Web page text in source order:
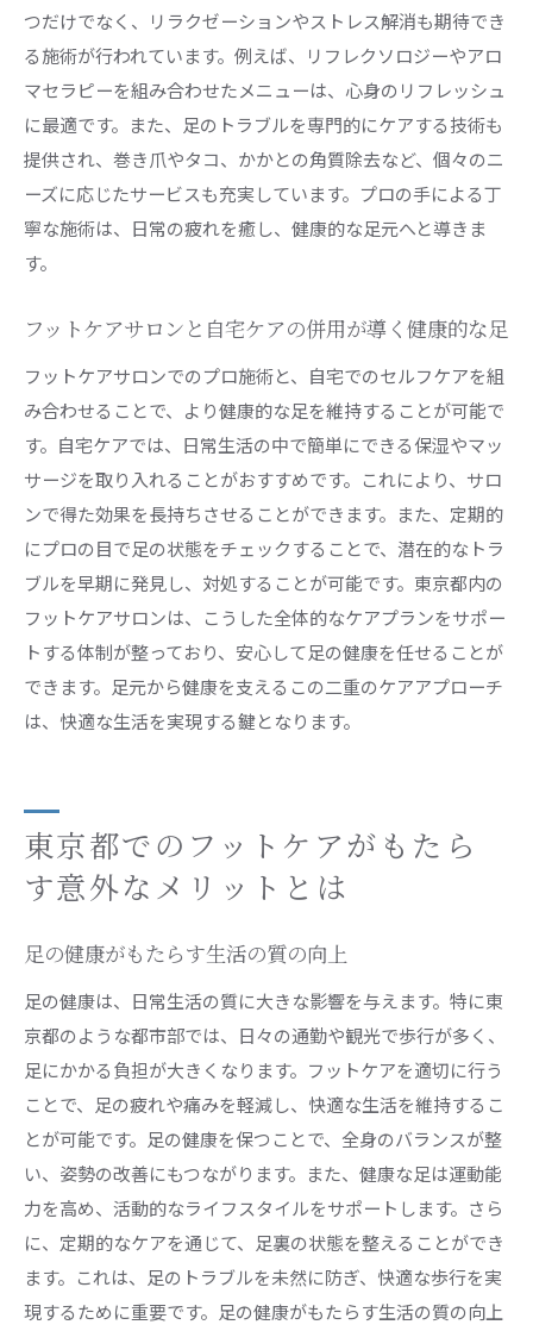
つだけでなく、リラクゼーションやストレス解消も期待でき
る施術が行われています。例えば、リフレクソロジーやアロ
マセラピーを組み合わせたメニューは、心身のリフレッシュ
に最適です。また、足のトラブルを専門的にケアする技術も
提供され、巻き爪やタコ、かかとの角質除去など、個々のニ
ーズに応じたサービスも充実しています。プロの手による丁
寧な施術は、日常の疲れを癒し、健康的な足元へと導きま
す。
フットケアサロンと自宅ケアの併用が導く健康的な足
フットケアサロンでのプロ施術と、自宅でのセルフケアを組
み合わせることで、より健康的な足を維持することが可能で
す。自宅ケアでは、日常生活の中で簡単にできる保湿やマッ
サージを取り入れることがおすすめです。これにより、サロ
ンで得た効果を長持ちさせることができます。また、定期的
にプロの目で足の状態をチェックすることで、潜在的なトラ
ブルを早期に発見し、対処することが可能です。東京都内の
フットケアサロンは、こうした全体的なケアプランをサポー
トする体制が整っており、安心して足の健康を任せることが
できます。足元から健康を支えるこの二重のケアアプローチ
は、快適な生活を実現する鍵となります。
東京都でのフットケアがもたら
す意外なメリットとは
足の健康がもたらす生活の質の向上
足の健康は、日常生活の質に大きな影響を与えます。特に東
京都のような都市部では、日々の通勤や観光で歩行が多く、
足にかかる負担が大きくなります。フットケアを適切に行う
ことで、足の疲れや痛みを軽減し、快適な生活を維持するこ
とが可能です。足の健康を保つことで、全身のバランスが整
い、姿勢の改善にもつながります。また、健康な足は運動能
力を高め、活動的なライフスタイルをサポートします。さら
に、定期的なケアを通じて、足裏の状態を整えることができ
ます。これは、足のトラブルを未然に防ぎ、快適な歩行を実
現するために重要です。足の健康がもたらす生活の質の向上